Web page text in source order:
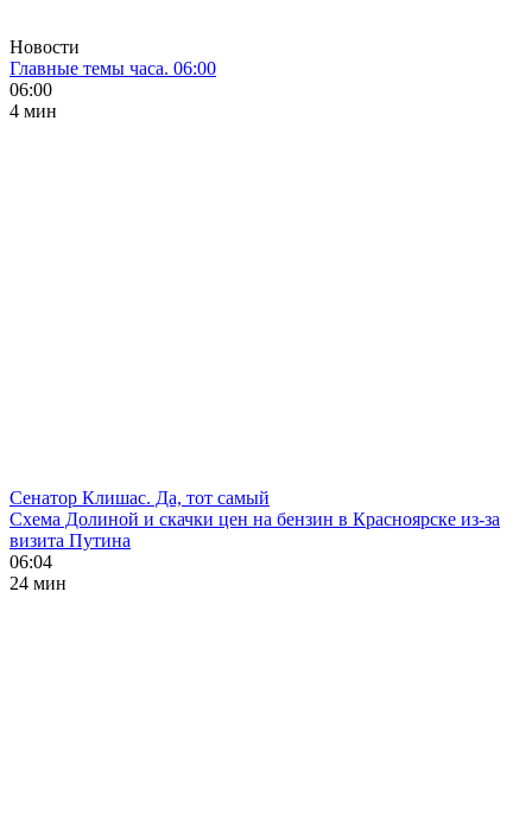
Новости
Главные темы часа. 06:00
06:00
4 мин
Сенатор Клишас. Да, тот самый
Схема Долиной и скачки цен на бензин в Красноярске из-за
визита Путина
06:04
24 мин